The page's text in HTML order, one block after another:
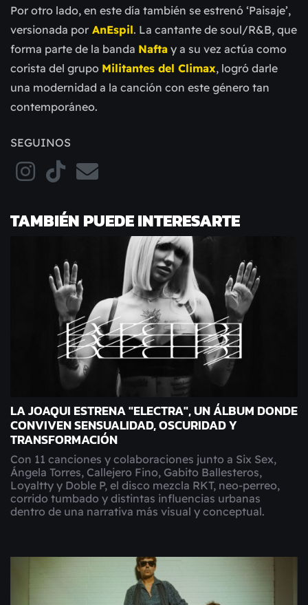
Por otro lado, en este día también se estrenó ‘Paisaje’,
versionada por AnEspil. La cantante de soul/R&B, que
forma parte de la banda Nafta y a su vez actúa como
corista del grupo Militantes del Climax, logró darle
una modernidad a la canción con este género tan
contemporáneo.
SEGUINOS
TAMBIÉN PUEDE INTERESARTE
LA JOAQUI ESTRENA "ELECTRA", UN ÁLBUM DONDE
CONVIVEN SENSUALIDAD, OSCURIDAD Y
TRANSFORMACIÓN
Con 11 canciones y colaboraciones junto a Six Sex,
Ángela Torres, Callejero Fino, Gabito Ballesteros,
Loyaltty y Doble P, el disco mezcla RKT, neo-perreo,
corrido tumbado y distintas influencias urbanas
dentro de una narrativa más visual y conceptual.